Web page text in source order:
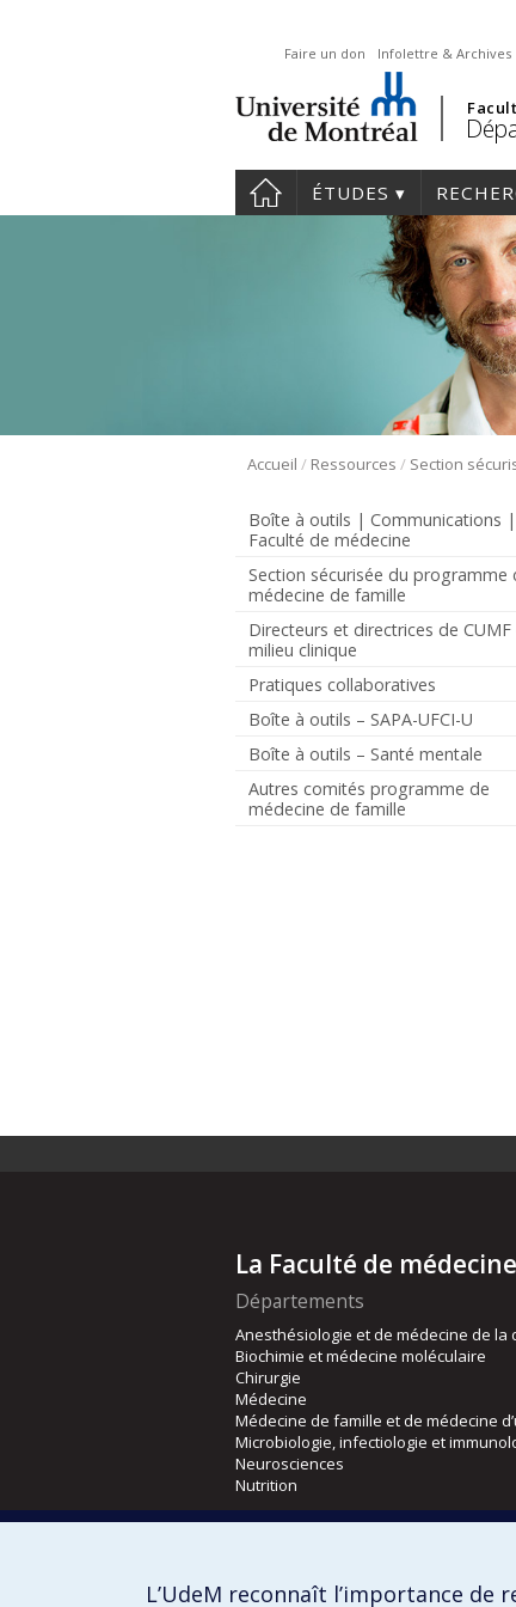
Faire un don Infolettre & Archives
ÉTUDES
Accueil / Ressources /
Boîte à outils | Communications |
Faculté de médecine
Section sécurisée du programme
médecine de famille
Directeurs et directrices de
milieu clinique
Pratiques collaboratives
Boîte à outils – SAPA-UFCI-U
Boîte à outils – Santé mentale
Autres comités programme de
médecine de famille
La Faculté de médecine
Départements
Anesthésiologie et de médecine de la
Biochimie et médecine moléculaire
Chirurgie
Médecine
Médecine de famille et de médecine
Microbiologie, infectiologie et
Neurosciences
Nutrition
Orthophonie et audiologie
L’UdeM reconnaît l’importance de